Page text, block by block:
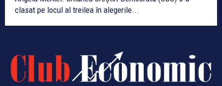
clasat pe locul al treilea în alegerile...